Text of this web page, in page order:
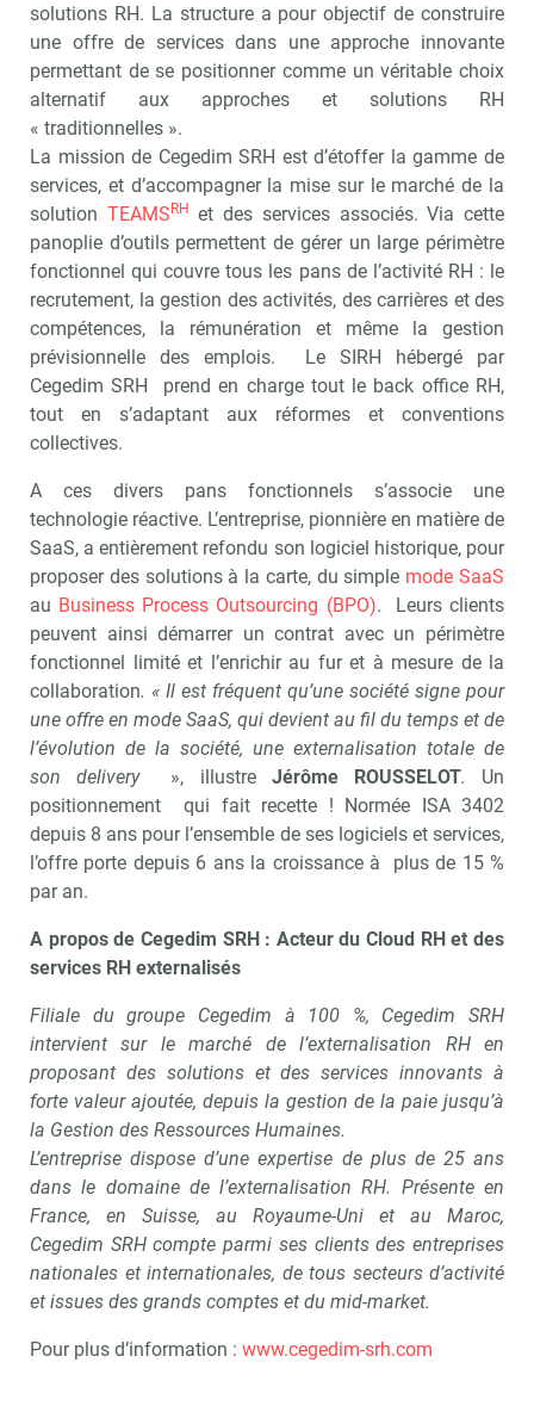
solutions RH. La structure a pour objectif de construire
une offre de services dans une approche innovante
permettant de se positionner comme un véritable choix
alternatif aux approches et solutions RH
« traditionnelles ».
La mission de Cegedim SRH est d’étoffer la gamme de
services, et d’accompagner la mise sur le marché de la
solution TEAMSRH et des services associés. Via cette
panoplie d’outils permettent de gérer un large périmètre
fonctionnel qui couvre tous les pans de l’activité RH : le
recrutement, la gestion des activités, des carrières et des
compétences, la rémunération et même la gestion
prévisionnelle des emplois. Le SIRH hébergé par
Cegedim SRH prend en charge tout le back office RH,
tout en s’adaptant aux réformes et conventions
collectives.
A ces divers pans fonctionnels s’associe une
technologie réactive. L’entreprise, pionnière en matière de
SaaS, a entièrement refondu son logiciel historique, pour
proposer des solutions à la carte, du simple mode SaaS
au Business Process Outsourcing (BPO). Leurs clients
peuvent ainsi démarrer un contrat avec un périmètre
fonctionnel limité et l’enrichir au fur et à mesure de la
collaboration. « Il est fréquent qu’une société signe pour
une offre en mode SaaS, qui devient au fil du temps et de
l’évolution de la société, une externalisation totale de
son delivery», illustre Jérôme ROUSSELOT. Un
positionnement qui fait recette ! Normée ISA 3402
depuis 8 ans pour l’ensemble de ses logiciels et services,
l’offre porte depuis 6 ans la croissance à
plus de 15 %
par an.
A propos de Cegedim SRH : Acteur du Cloud RH et des
services RH externalisés
Filiale du groupe Cegedim à 100 %, Cegedim SRH
intervient sur le marché de l’externalisation RH en
proposant des solutions et des services innovants à
forte valeur ajoutée, depuis la gestion de la paie jusqu’à
la Gestion des Ressources Humaines.
L’entreprise dispose d’une expertise de plus de 25 ans
dans le domaine de l’externalisation RH. Présente en
France, en Suisse, au Royaume-Uni et au Maroc,
Cegedim SRH compte parmi ses clients des entreprises
nationales et internationales, de tous secteurs d’activité
et issues des grands comptes et du mid-market.
Pour plus d’information : www.cegedim-srh.com